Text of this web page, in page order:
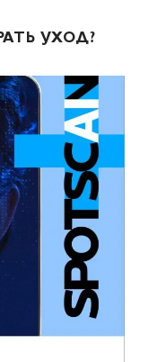
УХОД?